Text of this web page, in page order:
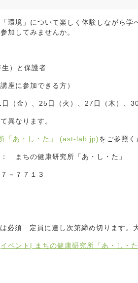
環境」について楽しく体験しながら
加してみませんか。
）と保護者
座に参加できる方）
金）、25日（火）、27日（木）、
異なります。
「あ・し・た」 (ast-lab.jp)をご参照く
まちの健康研究所「あ・し・た」
－７７１３
必須 定員に達し次第締め切ります。
イベント| まちの健康研究所「あ・し・